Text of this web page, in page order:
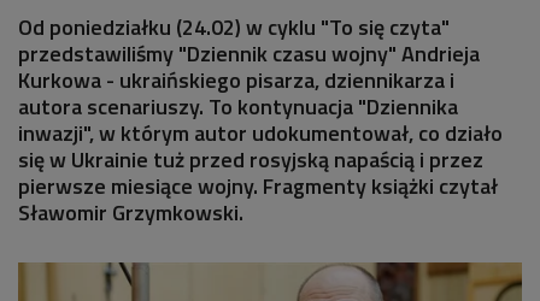
Od poniedziałku (24.02) w cyklu "To się czyta"
przedstawiliśmy "Dziennik czasu wojny" Andrieja
Kurkowa - ukraińskiego pisarza, dziennikarza i
autora scenariuszy. To kontynuacja "Dziennika
inwazji", w którym autor udokumentował, co działo
się w Ukrainie tuż przed rosyjską napaścią i przez
pierwsze miesiące wojny. Fragmenty książki czytał
Sławomir Grzymkowski.